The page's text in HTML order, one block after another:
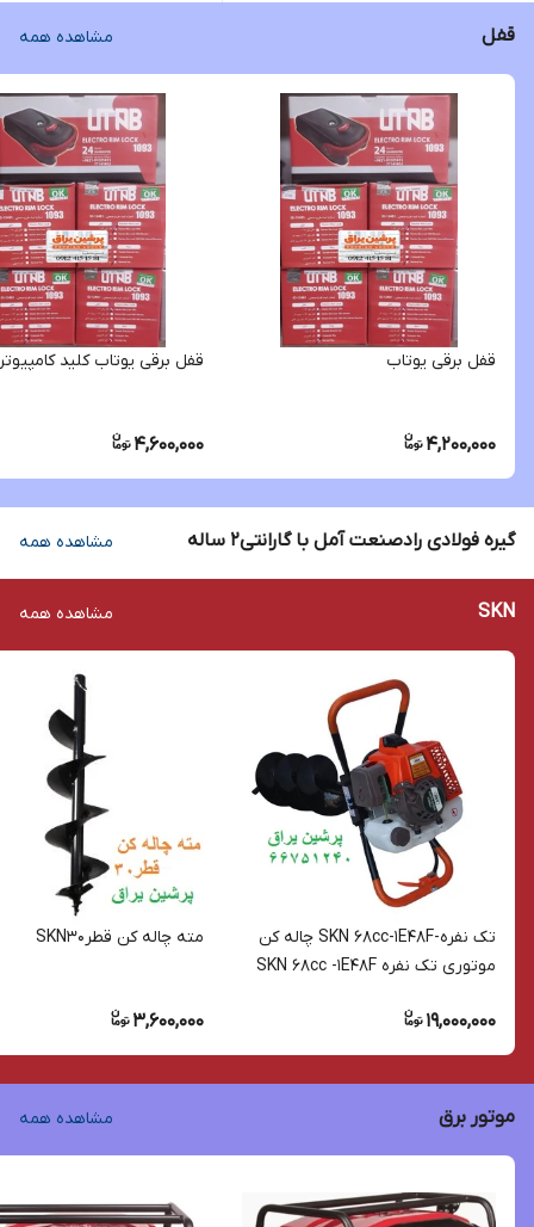
قفل مشاهده همه
قفل برقی یوتاب
4,200,000
قفل برقی یوتاب کلید
4,600,000
گیره فولادی رادصنعت آمل با گارانتی2 ساله مشاهده همه
SKN مشاهده همه
تک نفره-SKN 68cc-1E48F چاله کن
موتوری تک نفره SKN 68cc -1E48F
19,000,000
مته چاله کن قطرSKN30
3,600,000
موتور برق مشاهده همه